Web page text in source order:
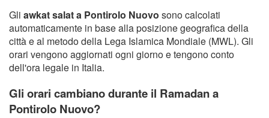
Gli awkat salat a Pontirolo Nuovo sono calcolati
automaticamente in base alla posizione geografica della
città e al metodo della Lega Islamica Mondiale (MWL). Gli
orari vengono aggiornati ogni giorno e tengono conto
dell'ora legale in Italia.
Gli orari cambiano durante il Ramadan a
Pontirolo Nuovo?